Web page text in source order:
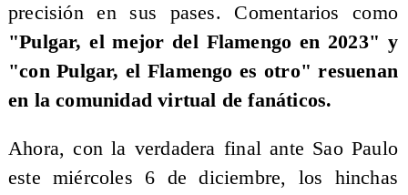
precisión en sus pases. Comentarios como
"Pulgar, el mejor del Flamengo en 2023" y
"con Pulgar, el Flamengo es otro" resuenan
en la comunidad virtual de fanáticos.
Ahora, con la verdadera final ante Sao Paulo
este miércoles 6 de diciembre, los hinchas